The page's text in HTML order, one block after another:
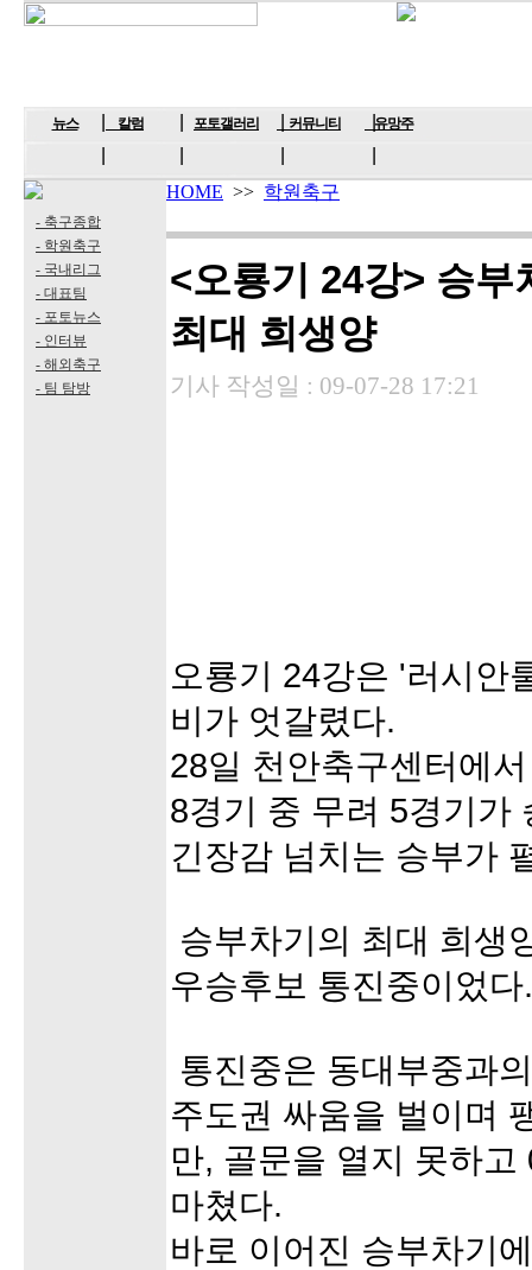
뉴스 칼럼 포토갤러리 커뮤니티 유망주
- 축구종합
- 학원축구
- 국내리그
- 대표팀
- 포토뉴스
- 인터뷰
- 해외축구
- 팀 탐방
HOME >> 학원축구
<오룡기 24강> 승부
최대 희생양
기사 작성일 : 09-07-28 17:21
오룡기 24강은 '러시안
비가 엇갈렸다.
28일 천안축구센터에
8경기 중 무려 5경기가
긴장감 넘치는 승부가
승부차기의 최대 희생
우승후보 통진중이었다.
통진중은 동대부중과
주도권 싸움을 벌이며
만, 골문을 열지 못하
마쳤다.
바로 이어진 승부차기